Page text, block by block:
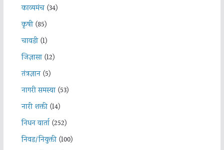
काव्यमंच(34)
कृषी(85)
चावडी(1)
जिज्ञासा(12)
तंत्रज्ञान(5)
नागरी समस्या(53)
नारी शक्ती(14)
निधन वार्ता(252)
निवड/नियुक्ती(100)